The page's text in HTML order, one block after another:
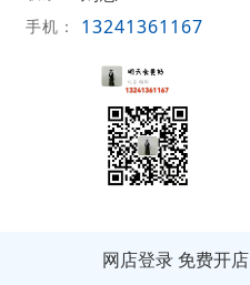
手机： 13241361167
网店登录 免费开店